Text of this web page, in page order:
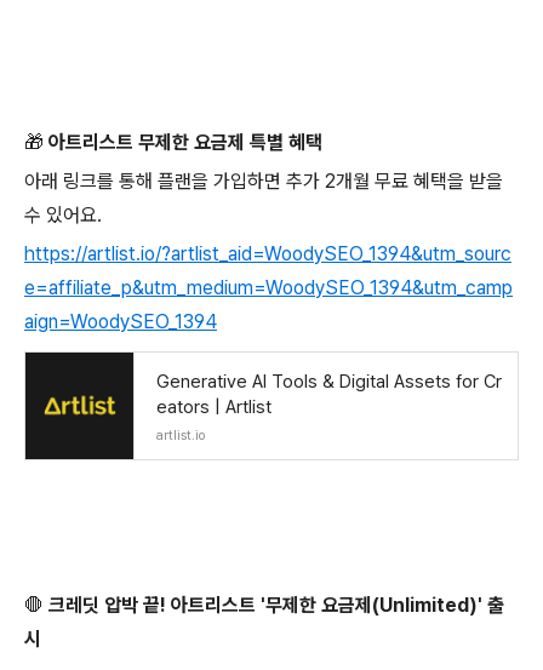
🎁 아트리스트 무제한 요금제 특별 혜택
아래 링크를 통해 플랜을 가입하면 추가 2개월 무료 혜택을 받을
수 있어요.
https://artlist.io/?artlist_aid=WoodySEO_1394&utm_sourc
e=affiliate_p&utm_medium=WoodySEO_1394&utm_camp
aign=WoodySEO_1394
Generative AI Tools & Digital Assets for Cr
eators | Artlist
artlist.io
🛑 크레딧 압박 끝! 아트리스트 '무제한 요금제(Unlimited)' 출
시